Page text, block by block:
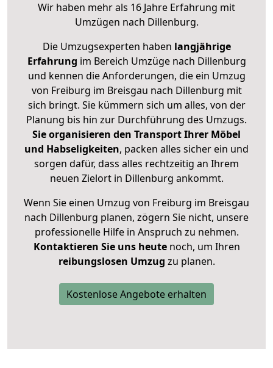
Wir haben mehr als 16 Jahre Erfahrung mit
Umzügen nach Dillenburg.
Die Umzugsexperten haben langjährige
Erfahrung im Bereich Umzüge nach Dillenburg
und kennen die Anforderungen, die ein Umzug
von Freiburg im Breisgau nach Dillenburg mit
sich bringt. Sie kümmern sich um alles, von der
Planung bis hin zur Durchführung des Umzugs.
Sie organisieren den Transport Ihrer Möbel
und Habseligkeiten, packen alles sicher ein und
sorgen dafür, dass alles rechtzeitig an Ihrem
neuen Zielort in Dillenburg ankommt.
Wenn Sie einen Umzug von Freiburg im Breisgau
nach Dillenburg planen, zögern Sie nicht, unsere
professionelle Hilfe in Anspruch zu nehmen.
Kontaktieren Sie uns heutenoch, um Ihren
reibungslosen Umzug zu planen.
Kostenlose Angebote erhalten